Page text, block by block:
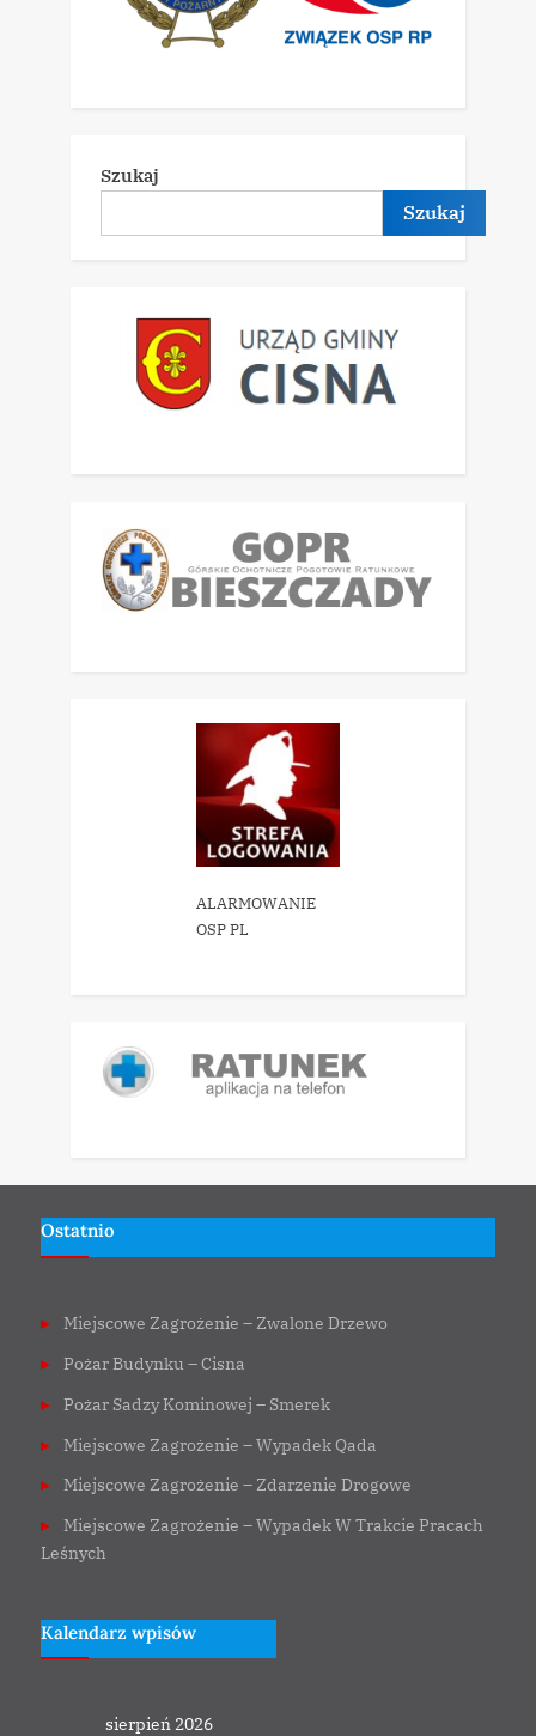
Szukaj
Szukaj
ALARMOWANIE
OSP PL
Ostatnio
Miejscowe Zagrożenie – Zwalone Drzewo
Pożar Budynku – Cisna
Pożar Sadzy Kominowej – Smerek
Miejscowe Zagrożenie – Wypadek Qada
Miejscowe Zagrożenie – Zdarzenie Drogowe
Miejscowe Zagrożenie – Wypadek W Trakcie Pracach
Leśnych
Kalendarz wpisów
sierpień 2026